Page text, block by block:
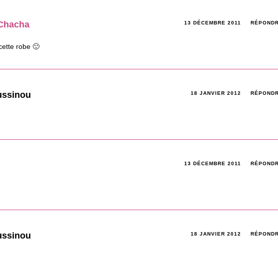
13 DÉCEMBRE 2011
robe 🙂
18 JANVIER 2012
13 DÉCEMBRE 2011
18 JANVIER 2012